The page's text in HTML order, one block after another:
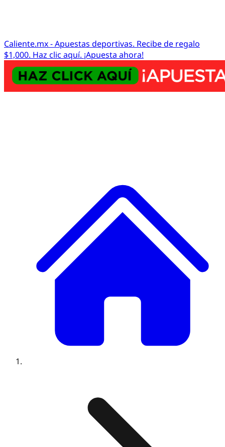
Caliente.mx - Apuestas deportivas. Recibe de regalo
$1,000. Haz clic aquí. ¡Apuesta ahora!